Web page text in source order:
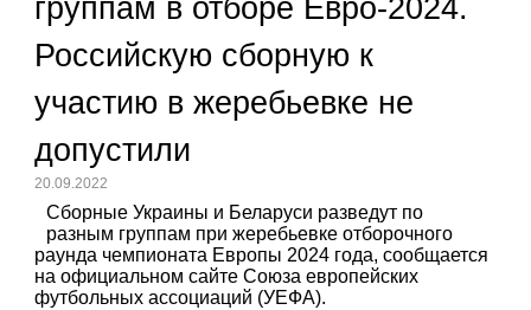
группам в отборе Евро-2024.
Российскую сборную к
участию в жеребьевке не
допустили
20.09.2022
Сборные Украины и Беларуси разведут по
разным группам при жеребьевке отборочного
раунда чемпионата Европы 2024 года, сообщается
на официальном сайте Союза европейских
футбольных ассоциаций (УЕФА).